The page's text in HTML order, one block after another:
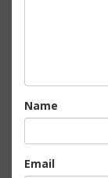
Name
Email